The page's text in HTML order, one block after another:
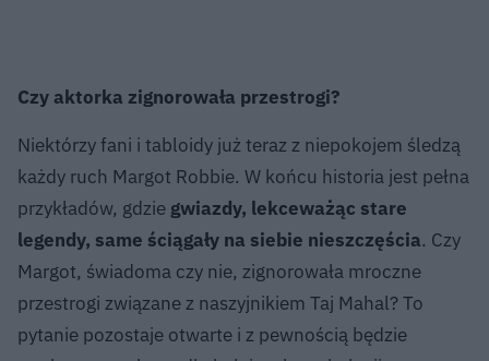
Czy aktorka zignorowała przestrogi?
Niektórzy fani i tabloidy już teraz z niepokojem śledzą
każdy ruch Margot Robbie. W końcu historia jest pełna
przykładów, gdzie gwiazdy, lekceważąc stare
legendy, same ściągały na siebie nieszczęścia. Czy
Margot, świadoma czy nie, zignorowała mroczne
przestrogi związane z naszyjnikiem Taj Mahal? To
pytanie pozostaje otwarte i z pewnością będzie